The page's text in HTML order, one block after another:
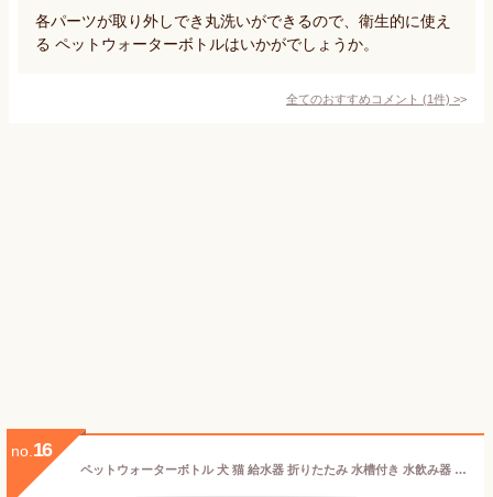
各パーツが取り外しでき丸洗いができるので、衛生的に使え
る ペットウォーターボトルはいかがでしょうか。
全てのおすすめコメント (1件) >
no. 16
ペットウォーターボトル 犬 猫 給水器 折りたたみ 水槽付き 水飲み器 水漏れ防止 携帯用 みずのみ器 散歩 アウトドア 外出 持ち運び ドライブ 旅行